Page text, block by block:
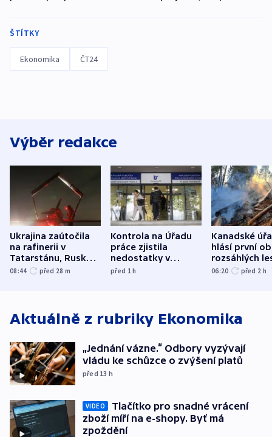
ŠTÍTKY
Ekonomika ČT24
Výběr redakce
Ukrajina zaútočila
na rafinerii v
Tatarstánu, Rusko
udeřilo na Sumy a
08:44 před 28 m
Kontrola na Úřadu
práce zjistila
nedostatky v
účetnictví za 5,6
před 1h
Kanadské
hlásí první
rozsáhlých
požárů
06:20 před 2 h
Aktuálně z rubriky Ekonomika
„Jednání vázne.“ Odbory vyzývají
vládu ke schůzce o zvýšení platů
před 13 h
VIDEO
Tlačítko pro snadné vrácení
zboží míří na e-shopy. Byť má
zpoždění